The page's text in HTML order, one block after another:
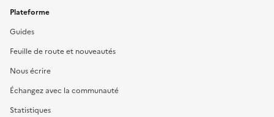
Plateforme
Guides
Feuille de route et nouveautés
Nous écrire
Échangez avec la communauté
Statistiques